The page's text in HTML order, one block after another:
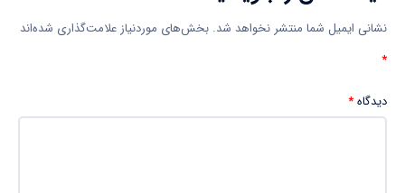
نشانی ایمیل شما منتشر نخواهد شد. بخش‌های موردنیاز علامت‌گذاری شده‌اند
*
دیدگاه*